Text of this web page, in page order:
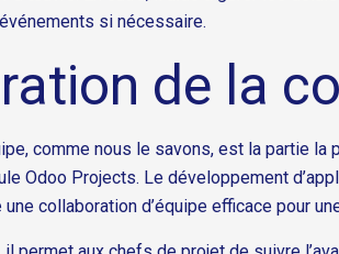
si nécessaire.
de la
comme nous le savons, est la partie
Odoo Projects. Le développement
collaboration d’équipe efficace pour